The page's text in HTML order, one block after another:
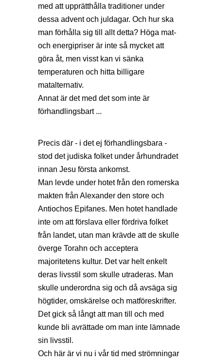
med att upprätthålla traditioner under
dessa advent och juldagar. Och hur ska
man förhålla sig till allt detta? Höga mat-
och energipriser är inte så mycket att
göra åt, men visst kan vi sänka
temperaturen och hitta billigare
matalternativ.
Annat är det med det som inte är
förhandlingsbart ...
Precis där - i det ej förhandlingsbara -
stod det judiska folket under århundradet
innan Jesu första ankomst.
Man levde under hotet från den romerska
makten från Alexander den store och
Antiochos Epifanes. Men hotet handlade
inte om att förslava eller fördriva folket
från landet, utan man krävde att de skulle
överge Torahn och acceptera
majoritetens kultur. Det var helt enkelt
deras livsstil som skulle utraderas. Man
skulle underordna sig och då avsäga sig
högtider, omskärelse och matföreskrifter.
Det gick så långt att man till och med
kunde bli avrättade om man inte lämnade
sin livsstil.
Och här är vi nu i vår tid med strömningar